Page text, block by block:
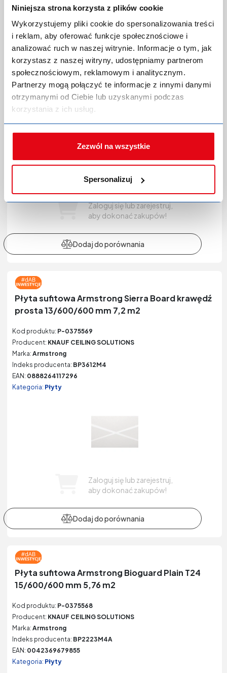
Niniejsza strona korzysta z plików cookie
Wykorzystujemy pliki cookie do spersonalizowania treści
i reklam, aby oferować funkcje społecznościowe i
analizować ruch w naszej witrynie. Informacje o tym, jak
korzystasz z naszej witryny, udostępniamy partnerom
społecznościowym, reklamowym i analitycznym.
Partnerzy mogą połączyć te informacje z innymi danymi
otrzymanymi od Ciebie lub uzyskanymi podczas
korzystania z ich usług.
Zezwól na wszystkie
Spersonalizuj
Płyta Sufit Tatra Tegular
Kod produktu:
P-0375570
Marka:
Knauf Ceiling Solutions
Indeks producenta:BP705M4C
EAN:
Kategoria: Płyty
Zaloguj się lub zarejestruj,
aby dokonać zakupów!
Płyta sufitowa Armstrong Sierra Board krawędź
prosta 13/600/600 mm 7,2 m2
Kod produktu: P-0375569
Producent: KNAUF CEILING SOLUTIONS
Marka: Armstrong
Indeks producenta: BP3612M4
EAN: 0888264117296
Kategoria: Płyty
Zaloguj się lub zarejestruj,
aby dokonać zakupów!
Płyta sufitowa Armstrong Bioguard Plain T24
15/600/600 mm 5,76 m2
Kod produktu: P-0375568
Producent: KNAUF CEILING SOLUTIONS
Marka: Armstrong
Indeks producenta: BP2223M4A
EAN: 0042369679855
Kategoria: Płyty